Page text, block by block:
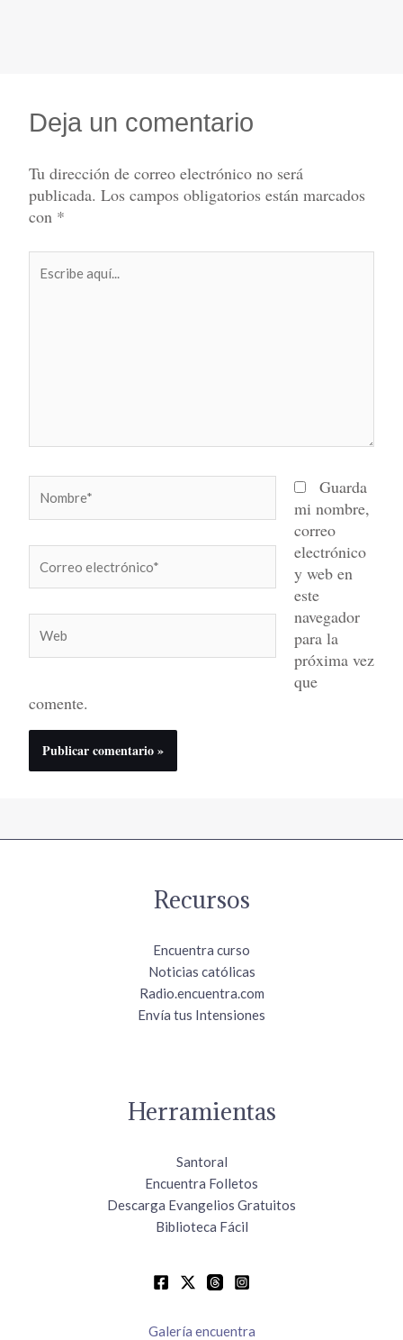
Deja un comentario
Tu dirección de correo electrónico no será
publicada. Los campos obligatorios están marcados
con *
aquí...
electrónico*
Guarda
mi nombre,
correo
electrónico
y web en
este
navegador
para la
próxima vez
que
comente.
Recursos
Encuentra curso
Noticias católicas
Radio.encuentra.com
Envía tus Intensiones
Herramientas
Santoral
Encuentra Folletos
Descarga Evangelios Gratuitos
Biblioteca Fácil
Galería encuentra